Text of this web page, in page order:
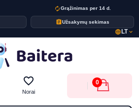
autorenewGrąžinimas per 14 d.
assignmentUžsakymų sekimas
language LTexpand_more
favorite_border
Norai
0